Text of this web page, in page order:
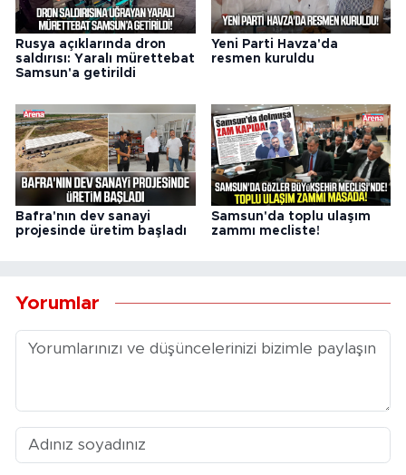
Rusya açıklarında dron
saldırısı: Yaralı mürettebat
Samsun'a getirildi
Yeni Parti Havza'da
resmen kuruldu
Bafra'nın dev sanayi
projesinde üretim başladı
Samsun'da toplu ulaşım
zammı mecliste!
Yorumlar